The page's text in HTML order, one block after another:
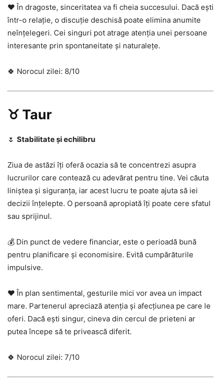
❤️ În dragoste, sinceritatea va fi cheia succesului. Dacă ești
într-o relație, o discuție deschisă poate elimina anumite
neînțelegeri. Cei singuri pot atrage atenția unei persoane
interesante prin spontaneitate și naturalețe.
🍀 Norocul zilei: 8/10
♉ Taur
🌷 Stabilitate și echilibru
Ziua de astăzi îți oferă ocazia să te concentrezi asupra
lucrurilor care contează cu adevărat pentru tine. Vei căuta
liniștea și siguranța, iar acest lucru te poate ajuta să iei
decizii înțelepte. O persoană apropiată îți poate cere sfatul
sau sprijinul.
💰 Din punct de vedere financiar, este o perioadă bună
pentru planificare și economisire. Evită cumpărăturile
impulsive.
❤️ În plan sentimental, gesturile mici vor avea un impact
mare. Partenerul apreciază atenția și afecțiunea pe care le
oferi. Dacă ești singur, cineva din cercul de prieteni ar
putea începe să te privească diferit.
🍀 Norocul zilei: 7/10